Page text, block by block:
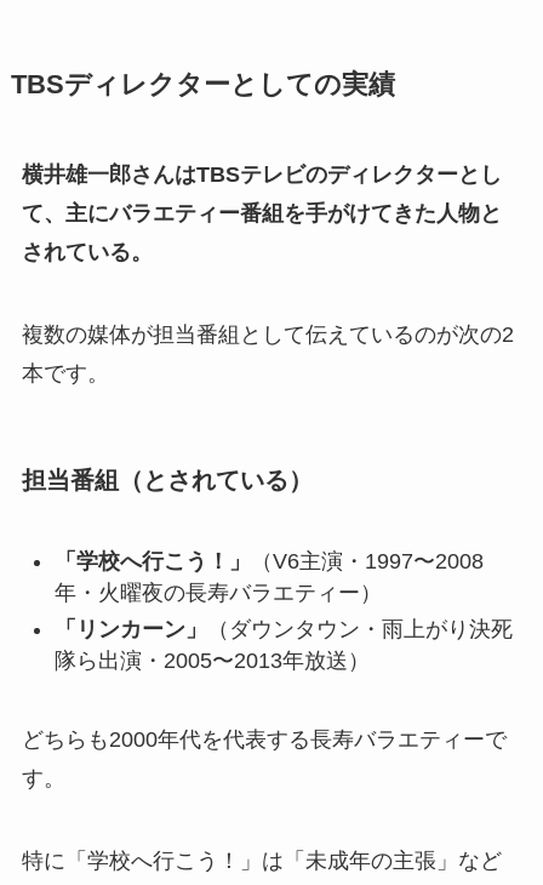
TBSディレクターとしての実績
横井雄一郎さんはTBSテレビのディレクターとし
て、主にバラエティー番組を手がけてきた人物と
されている。
複数の媒体が担当番組として伝えているのが次の2
本です。
担当番組（とされている）
「学校へ行こう！」
（V6主演・1997〜2008
年・火曜夜の長寿バラエティー）
「リンカーン」
（ダウンタウン・雨上がり決死
隊ら出演・2005〜2013年放送）
どちらも2000年代を代表する長寿バラエティーで
す。
特に「学校へ行こう！」は「未成年の主張」など